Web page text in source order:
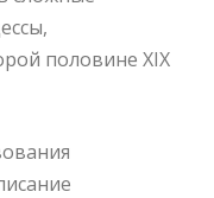
половине XIX